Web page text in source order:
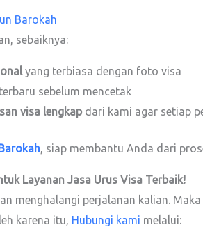
Barokah
sebaiknya:
yang terbiasa dengan foto visa
sebelum mencetak
visa lengkap dari kami agar setiap
, siap membantu Anda dari
Layanan Jasa Urus Visa Terbaik!
menghalangi perjalanan kalian.
karena itu, Hubungi kami melalui: